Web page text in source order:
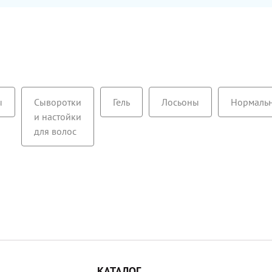
Сыворотки
и настойки
для волос
Гель Лосьоны